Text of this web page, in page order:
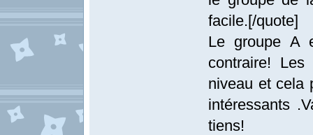
facile.[/quote]
Le groupe A
contraire!
niveau et cela
intéressants
tiens!